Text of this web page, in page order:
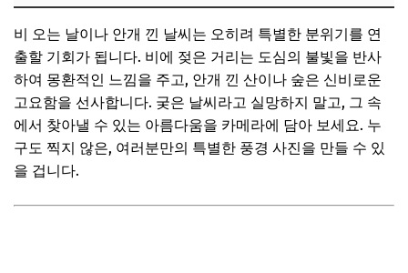
비 오는 날이나 안개 낀 날씨는 오히려 특별한 분위기를 연
출할 기회가 됩니다. 비에 젖은 거리는 도심의 불빛을 반사
하여 몽환적인 느낌을 주고, 안개 낀 산이나 숲은 신비로운
고요함을 선사합니다. 궂은 날씨라고 실망하지 말고, 그 속
에서 찾아낼 수 있는 아름다움을 카메라에 담아 보세요. 누
구도 찍지 않은, 여러분만의 특별한 풍경 사진을 만들 수 있
을 겁니다.